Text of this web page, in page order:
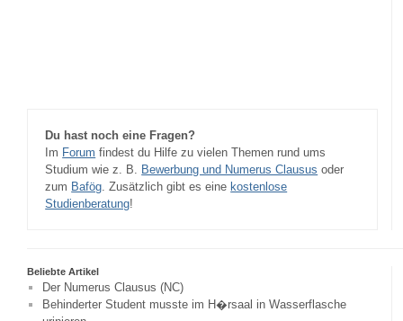
Du hast noch eine Fragen?
Im Forum findest du Hilfe zu vielen Themen rund ums
Studium wie z. B. Bewerbung und Numerus Clausus oder
zum Bafög. Zusätzlich gibt es eine kostenlose
Studienberatung!
Beliebte Artikel
Der Numerus Clausus (NC)
Behinderter Student musste im H�rsaal in Wasserflasche